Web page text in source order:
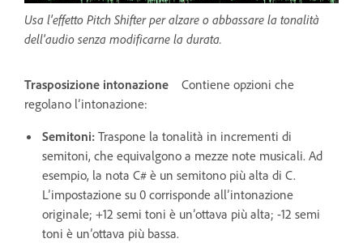
Usa l'effetto Pitch Shifter per alzare o abbassare la tonalità
dell'audio senza modificarne la durata.
Trasposizione intonazione
Contiene opzioni che
regolano l’intonazione:
Semitoni: Traspone la tonalità in incrementi di
semitoni, che equivalgono a mezze note musicali. Ad
esempio, la nota C# è un semitono più alta di C.
L’impostazione su 0 corrisponde all’intonazione
originale; +12 semi toni è un’ottava più alta; -12 semi
toni è un’ottava più bassa.